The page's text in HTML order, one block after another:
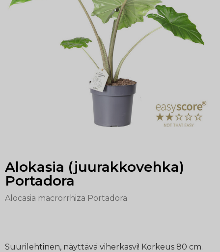
Alokasia (juurakkovehka)
Portadora
Alocasia macrorrhiza Portadora
Suurilehtinen, näyttävä viherkasvi! Korkeus 80 cm.